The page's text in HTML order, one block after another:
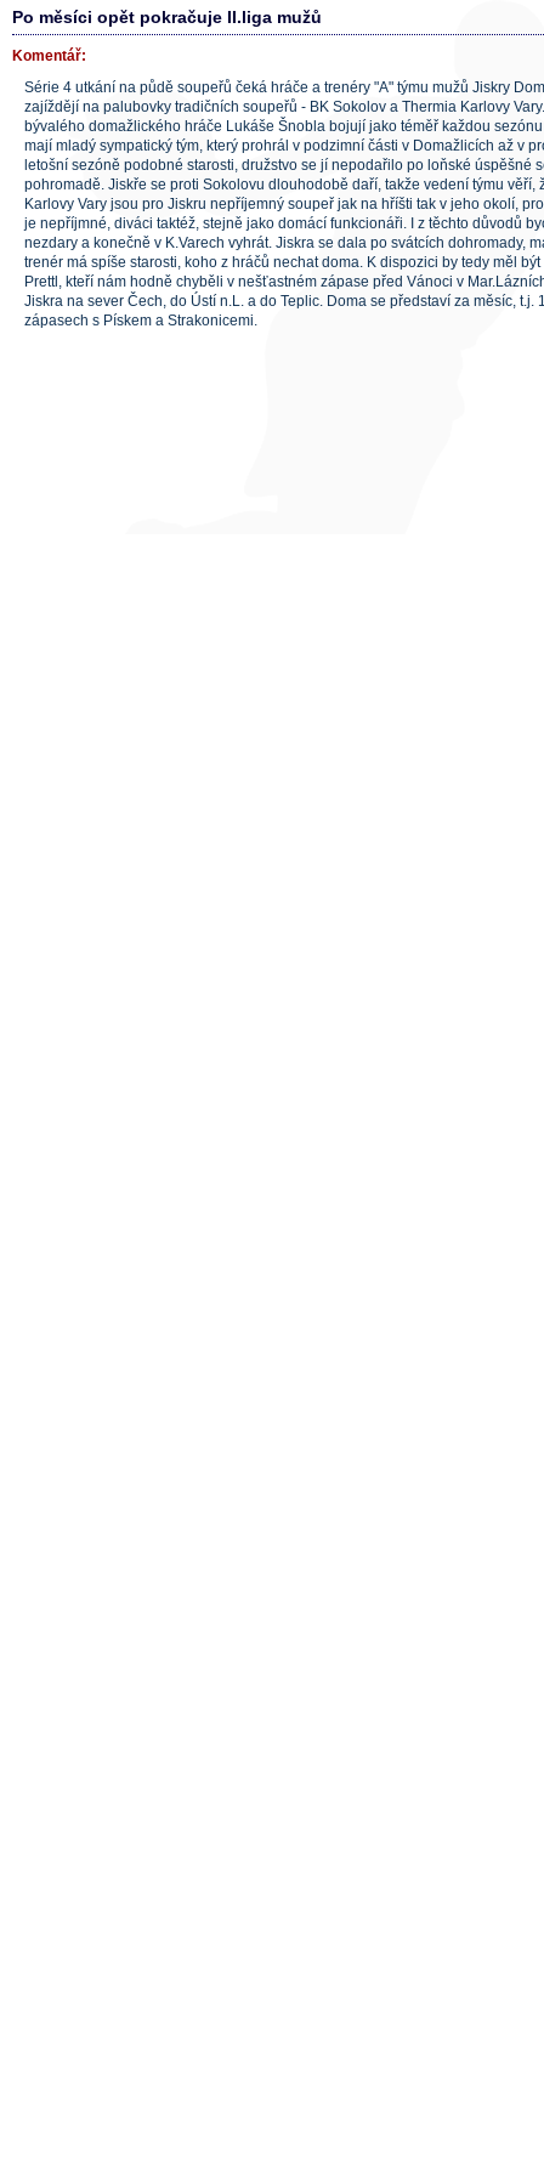
Po měsíci opět pokračuje II.liga mužů
Komentář:
Série 4 utkání na půdě soupeřů čeká hráče a trenéry "A" týmu mužů Jiskry
zajíždějí na palubovky tradičních soupeřů - BK Sokolov a Thermia Karlovy
bývalého domažlického hráče Lukáše Šnobla bojují jako téměř každou
mají mladý sympatický tým, který prohrál v podzimní části v Domažlicích až v
letošní sezóně podobné starosti, družstvo se jí nepodařilo po loňské úspěšné
pohromadě. Jiskře se proti Sokolovu dlouhodobě daří, takže vedení týmu věří,
Karlovy Vary jsou pro Jiskru nepříjemný soupeř jak na hříšti tak v jeho okolí,
je nepříjmné, diváci taktéž, stejně jako domácí funkcionáři. I z těchto důvodů
nezdary a konečně v K.Varech vyhrát. Jiskra se dala po svátcích dohromady,
trenér má spíše starosti, koho z hráčů nechat doma. K dispozici by tedy měl
Prettl, kteří nám hodně chyběli v nešťastném zápase před Vánoci v
Jiskra na sever Čech, do Ústí n.L. a do Teplic. Doma se představí za měsíc, t.j.
zápasech s Pískem a Strakonicemi.